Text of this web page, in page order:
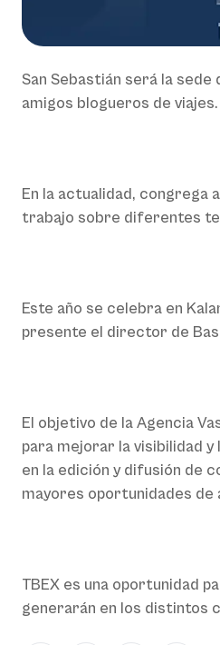
San Sebastián será la
amigos blogueros de viajes.
En la actualidad, congrega
trabajo sobre diferentes
Este año se celebra en
presente el director de
El objetivo de la Agencia
para mejorar la visibilidad
en la edición y difusión de
mayores oportunidades
TBEX es una oportunidad
generarán en los distintos